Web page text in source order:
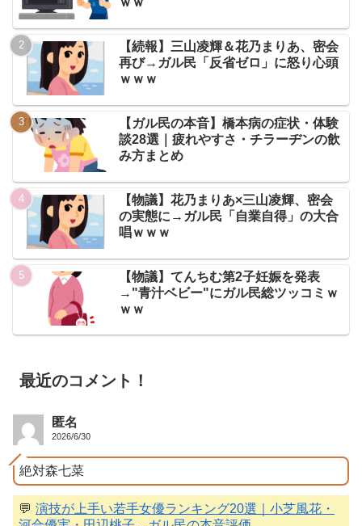
【続報】三山凌輝＆花乃まりあ、密会
再び→ガル民「反省ゼロ」に怒り心頭
ｗｗｗ
【ガル民の本音】橋本病の症状・体験
談28選｜疲れやすさ・チラーヂンの飲
み方まとめ
【物議】花乃まりあ×三山凌輝、密会
の実態に→ガル民「自業自得」の大合
唱ｗｗｗ
【物議】てんちむ第2子妊娠を発表
→"青汁ベビー"にガル民総ツッコミｗ
ｗｗ
最近のコメント！
匿名
2026/6/30
絶対森七菜
💬 演技が上手い若手女優ランキング20選｜小芝風花・